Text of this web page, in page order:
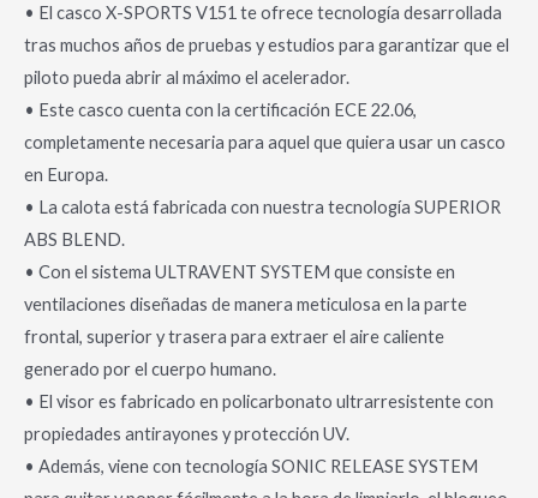
• El casco X-SPORTS V151 te ofrece tecnología desarrollada
tras muchos años de pruebas y estudios para garantizar que el
piloto pueda abrir al máximo el acelerador.
• Este casco cuenta con la certificación ECE 22.06,
completamente necesaria para aquel que quiera usar un casco
en Europa.
• La calota está fabricada con nuestra tecnología SUPERIOR
ABS BLEND.
• Con el sistema ULTRAVENT SYSTEM que consiste en
ventilaciones diseñadas de manera meticulosa en la parte
frontal, superior y trasera para extraer el aire caliente
generado por el cuerpo humano.
• El visor es fabricado en policarbonato ultrarresistente con
propiedades antirayones y protección UV.
• Además, viene con tecnología SONIC RELEASE SYSTEM